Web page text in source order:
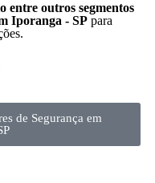
entre outros segmentos
Iporanga - SP para
de Segurança em